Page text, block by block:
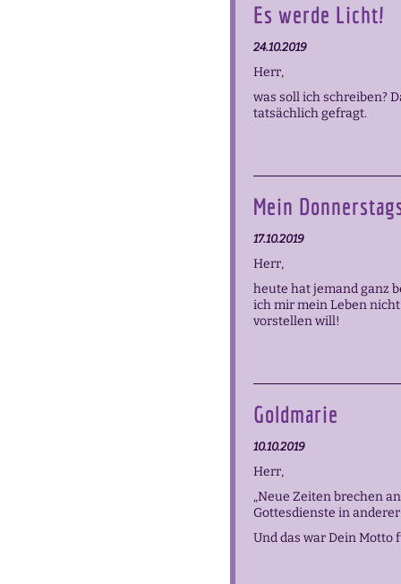
Es werde Licht!
24.10.2019
Herr,
was soll ich schreiben?
tatsächlich gefragt.
Mein
17.10.2019
Herr,
heute hat jemand ganz
ich mir mein Leben
vorstellen will!
Goldmarie
10.10.2019
Herr,
„Neue Zeiten brechen
Gottesdienste in
Und das war Dein Motto